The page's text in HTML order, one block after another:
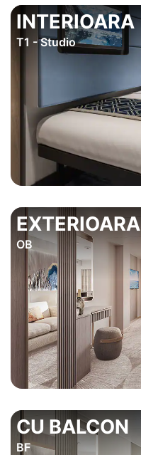
INTERIOARA
T1 - Studio
EXTERIOARA
OB
CU BALCON
BF